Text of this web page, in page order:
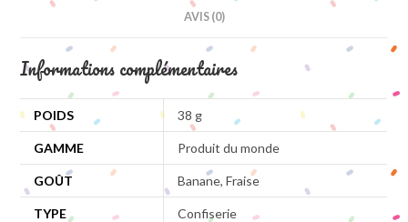
AVIS (0)
Informations complémentaires
POIDS 38 g
GAMME Produit du monde
GOÛT Banane, Fraise
TYPE Confiserie